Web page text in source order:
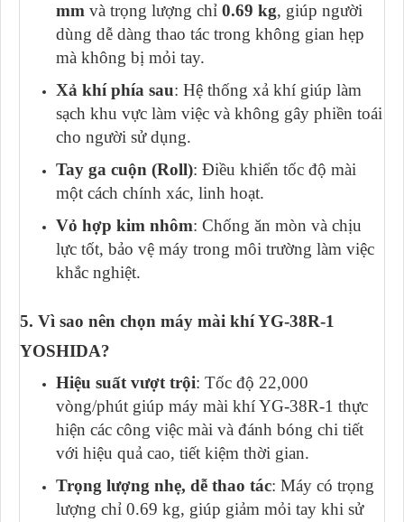
mm và trọng lượng chỉ 0.69 kg, giúp người
dùng dễ dàng thao tác trong không gian hẹp
mà không bị mỏi tay.
Xả khí phía sau: Hệ thống xả khí giúp làm
sạch khu vực làm việc và không gây phiền toái
cho người sử dụng.
Tay ga cuộn (Roll): Điều khiển tốc độ mài
một cách chính xác, linh hoạt.
Vỏ hợp kim nhôm: Chống ăn mòn và chịu
lực tốt, bảo vệ máy trong môi trường làm việc
khắc nghiệt.
5. Vì sao nên chọn máy mài khí YG-38R-1
YOSHIDA?
Hiệu suất vượt trội: Tốc độ 22,000
vòng/phút giúp máy mài khí YG-38R-1 thực
hiện các công việc mài và đánh bóng chi tiết
với hiệu quả cao, tiết kiệm thời gian.
Trọng lượng nhẹ, dễ thao tác: Máy có trọng
lượng chỉ 0.69 kg, giúp giảm mỏi tay khi sử